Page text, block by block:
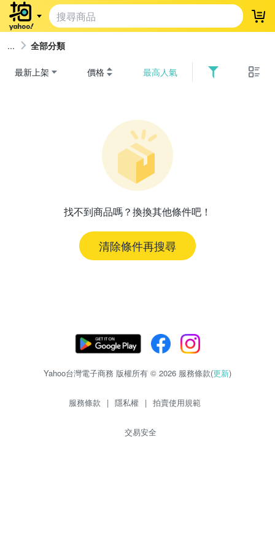
登
全部分類
最新上架 價格 最高人氣
找不到商品嗎？換換其他條件吧！
清除條件再搜尋
Yahoo台灣電子商務 版權所有 © 2026 服務條款(更新)
服務條款 | 隱私權 | 拍賣使用規範
交易安全